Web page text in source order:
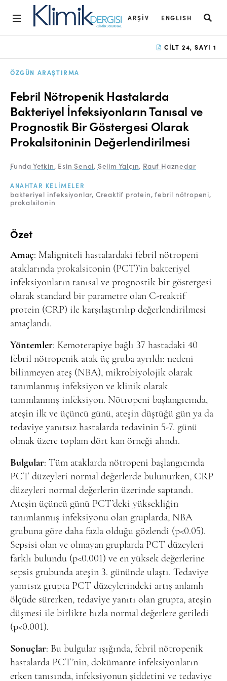
ARŞIV ENGLISH
Arşiv
Açık Erişim İlkesi
Yayın Kurulu
Etik İlkeler
Editoryal Süreç
Danışmanlık Süreci
Yazarlara Bilgi
Online Makale Gönderimi
Telif Hakları
İletişim
CILT 24, SAYI 1
ÖZGÜN ARAŞTIRMA
Febril Nötropenik Hastalarda
Bakteriyel İnfeksiyonların Tanısal ve
Prognostik Bir Göstergesi Olarak
Prokalsitoninin Değerlendirilmesi
Funda Yetkin, Esin Şenol, Selim Yalçın, Rauf Haznedar
ANAHTAR KELIMELER
bakteriyel infeksiyonlar Creaktif protein febril nötropeni
prokalsitonin
Özet
Amaç: Maligniteli hastalardaki febril nötropeni
ataklarında prokalsitonin (PCT)’in bakteriyel
infeksiyonların tanısal ve prognostik bir göstergesi
olarak standard bir parametre olan C-reaktif
protein (CRP) ile karşılaştırılıp değerlendirilmesi
amaçlandı.
Yöntemler: Kemoterapiye bağlı 37 hastadaki 40
febril nötropenik atak üç gruba ayrıldı: nedeni
bilinmeyen ateş (NBA), mikrobiyolojik olarak
tanımlanmış infeksiyon ve klinik olarak
tanımlanmış infeksiyon. Nötropeni başlangıcında,
ateşin ilk ve üçüncü günü, ateşin düştüğü gün ya da
tedaviye yanıtsız hastalarda tedavinin 5-7. günü
olmak üzere toplam dört kan örneği alındı.
Bulgular: Tüm ataklarda nötropeni başlangıcında
PCT düzeyleri normal değerlerde bulunurken, CRP
düzeyleri normal değerlerin üzerinde saptandı.
Ateşin üçüncü günü PCT’deki yüksekliğin
tanımlanmış infeksiyonu olan gruplarda, NBA
grubuna göre daha fazla olduğu gözlendi (p<0.05).
Sepsisi olan ve olmayan gruplarda PCT düzeyleri
farklı bulundu (p<0.001) ve en yüksek değerlerine
sepsis grubunda ateşin 3. gününde ulaştı. Tedaviye
yanıtsız grupta PCT düzeylerindeki artış anlamlı
ölçüde sürerken, tedaviye yanıtı olan grupta, ateşin
düşmesi ile birlikte hızla normal değerlere geriledi
(p<0.001).
Sonuçlar: Bu bulgular ışığında, febril nötropenik
hastalarda PCT’nin, dokümante infeksiyonların
erken tanısında, infeksiyonun şiddetini ve tedaviye